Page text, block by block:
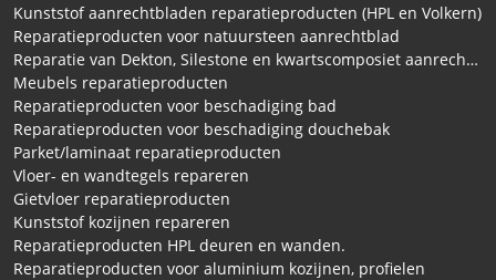
Kunststof aanrechtbladen reparatieproducten (HPL en Volkern)
Reparatieproducten voor natuursteen aanrechtblad
Reparatie van Dekton, Silestone en kwartscomposiet aanrechtbladen
Meubels reparatieproducten
Reparatieproducten voor beschadiging bad
Reparatieproducten voor beschadiging douchebak
Parket/laminaat reparatieproducten
Vloer- en wandtegels repareren
Gietvloer reparatieproducten
Kunststof kozijnen repareren
Reparatieproducten HPL deuren en wanden.
Reparatieproducten voor aluminium kozijnen, profielen